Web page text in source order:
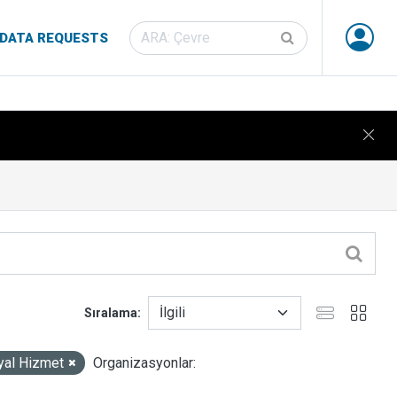
DATA REQUESTS
Sıralama
Hizmet
Organizasyonlar: